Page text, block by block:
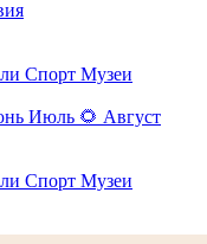
Спорт Музеи
Июль 🌻 Август
Спорт Музеи